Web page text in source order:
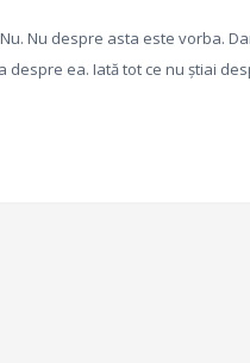
Nu despre asta este vorba.
ea. Iată tot ce nu știai